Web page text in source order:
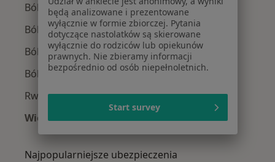
Bóle kręgosłupa w Wrocławiu
Ból barku w Wrocławiu
Ból biodra w Wrocławiu
Ból kolana w Wrocławiu
Rwa kulszowa w Wrocławiu
Więcej (15)
Więcej w kategorii: Najczęście leczone
Najpopularniejsze ubezpieczenia
będą analizowane i prezentowane
wyłącznie w formie zbiorczej. Pytania
dotyczące nastolatków są skierowane
wyłącznie do rodziców lub opiekunów
prawnych. Nie zbieramy informacji
bezpośrednio od osób niepełnoletnich.
Start survey